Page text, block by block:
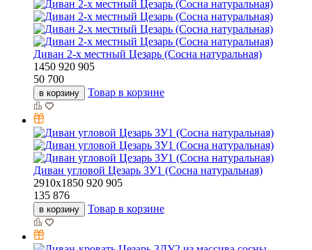
Диван 2-х местный Цезарь (Сосна натуральная)
1450 920 905
50 700
в корзину Товар в корзине
Диван угловой Цезарь 3У1 (Сосна натуральная)
2910х1850 920 905
135 876
в корзину Товар в корзине